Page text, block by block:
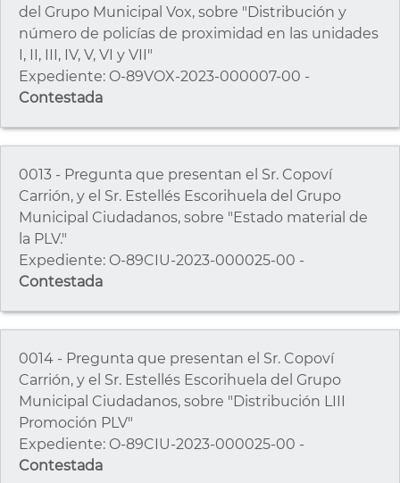
del Grupo Municipal Vox, sobre "Distribución y
número de policías de proximidad en las unidades
I, II, III, IV, V, VI y VII"
Expediente: O-89VOX-2023-000007-00 -
Contestada
0013 - Pregunta que presentan el Sr. Copoví
Carrión, y el Sr. Estellés Escorihuela del Grupo
Municipal Ciudadanos, sobre "Estado material de
la PLV."
Expediente: O-89CIU-2023-000025-00 -
Contestada
0014 - Pregunta que presentan el Sr. Copoví
Carrión, y el Sr. Estellés Escorihuela del Grupo
Municipal Ciudadanos, sobre "Distribución LIII
Promoción PLV"
Expediente: O-89CIU-2023-000025-00 -
Contestada